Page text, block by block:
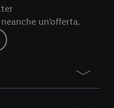
un'offerta.
qui.